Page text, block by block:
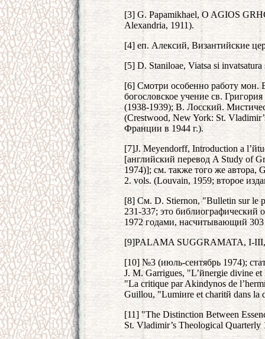
[3] G. Papamikhael, O AGIOS
Alexandria, 1911).
[4] еп. Алексий, Византийские
[5] D. Stanilоae, Viatsa si
[6] Смотри особенно работу мон.
богословское учение св.
(1938-1939); В. Лосский.
(Crestwood, New York: St.
Франции в 1944 г.).
[7]J. Meyendorff, Introduction а
[английский перевод A Study of
1974)]; см. также того же автора,
2. vols. (Louvain, 1959; второе
[8] См. D. Stiernon, "Bulletin sur le
231-337; это библиографический
1972 годами, насчитывающий 303
[9]PALAMA SUGGRAMATA, I-III,
[10] №3 (июль-сентябрь 1974);
J. M. Garrigues, "L’йnergie divine
"La critique par Akindynos de
Guillou, "Lumiиre et charitй dans la
[11] "The Distinction Between
St. Vladimir’s Theological Quarterly